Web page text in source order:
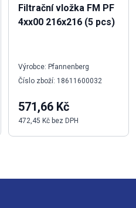
Filtrační vložka FM PF
4xx00 216x216 (5 pcs)
Výrobce: Pfannenberg
Číslo zboží: 18611600032
571,66 Kč
472,45 Kč bez DPH